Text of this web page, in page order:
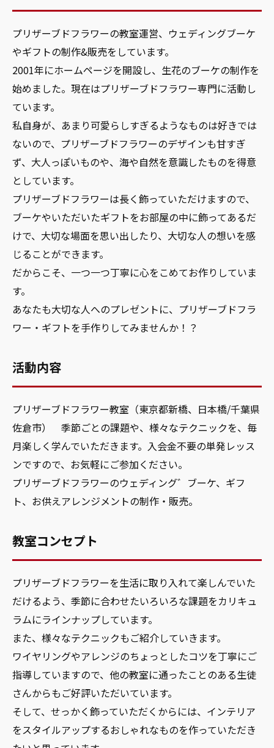
プリザーブドフラワーの教室運営、ウェディングブーケ
やギフトの制作&販売をしています。
2001年にホームページを開設し、生花のブーケの制作を
始めました。現在はプリザーブドフラワー専門に活動し
ています。
私自身が、あまり可愛らしすぎるようなものは好きでは
ないので、プリザーブドフラワーのデザインも甘すぎ
ず、大人っぽいものや、海や自然を意識したものを得意
としています。
プリザーブドフラワーは長く飾っていただけますので、
ブーケやいただいたギフトをお部屋の中に飾ってあるだ
けで、大切な場面を思い出したり、大切な人の想いを感
じることができます。
だからこそ、一つ一つ丁寧に心をこめてお作りしていま
す。
あなたも大切な人へのプレゼントに、プリザーブドフラ
ワー・ギフトを手作りしてみませんか！？
活動内容
プリザーブドフラワー教室（東京都新橋、日本橋/千葉県
佐倉市） 季節ごとの課題や、様々なテクニックを、毎
月楽しく学んでいただきます。入会金不要の単発レッス
ンですので、お気軽にご参加ください。
プリザーブドフラワーのウェディング゛ブーケ、ギフ
ト、お供えアレンジメントの制作・販売。
教室コンセプト
プリザーブドフラワーを生活に取り入れて楽しんでいた
だけるよう、季節に合わせたいろいろな課題をカリキュ
ラムにラインナップしています。
また、様々なテクニックもご紹介していきます。
ワイヤリングやアレンジのちょっとしたコツを丁寧にご
指導していますので、他の教室に通ったことのある生徒
さんからもご好評いただいています。
そして、せっかく飾っていただくからには、インテリア
をスタイルアップするおしゃれなものを作っていただき